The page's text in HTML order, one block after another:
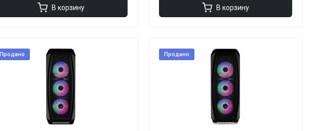
В корзину В корзину
Продано Продано